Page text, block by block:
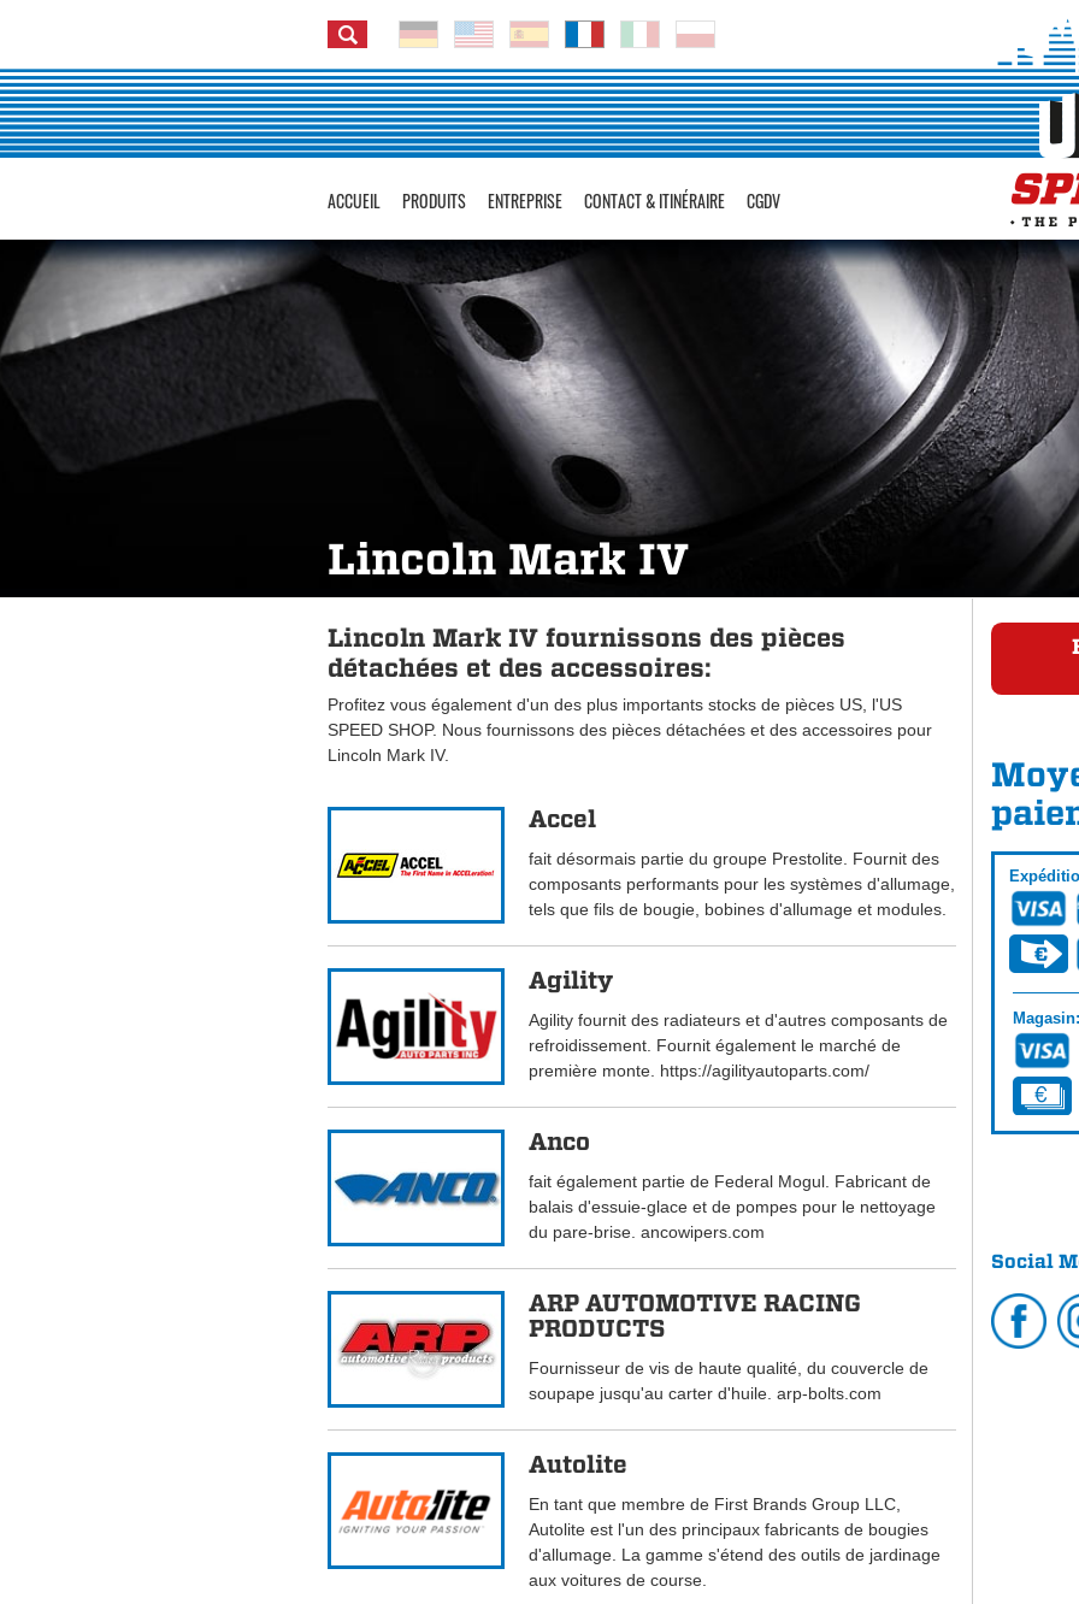
ACCUEIL PRODUITS ENTREPRISE CONTACT & ITINÉRAIRE CGDV
Lincoln Mark IV
Lincoln Mark IV fournissons des pièces
détachées et des accessoires:
Profitez vous également d'un des plus importants stocks de pièces US, l'US
SPEED SHOP. Nous fournissons des pièces détachées et des accessoires pour
Lincoln Mark IV.
Accel
fait désormais partie du groupe Prestolite. Fournit des
composants performants pour les systèmes d'allumage,
tels que fils de bougie, bobines d'allumage et modules.
Agility
Agility fournit des radiateurs et d'autres composants de
refroidissement. Fournit également le marché de
première monte. https://agilityautoparts.com/
Anco
fait également partie de Federal Mogul. Fabricant de
balais d'essuie-glace et de pompes pour le nettoyage
du pare-brise. ancowipers.com
ARP AUTOMOTIVE RACING
PRODUCTS
Fournisseur de vis de haute qualité, du couvercle de
soupape jusqu'au carter d'huile. arp-bolts.com
Autolite
En tant que membre de First Brands Group LLC,
Autolite est l'un des principaux fabricants de bougies
d'allumage. La gamme s'étend des outils de jardinage
aux voitures de course.
Magasin:
Social